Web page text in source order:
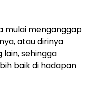
mulai menganggap
atau dirinya
lain, sehingga
baik di hadapan